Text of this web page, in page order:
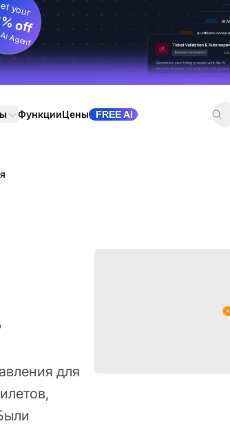
your
off
Agent
ФункцииЦены FREE AI
для